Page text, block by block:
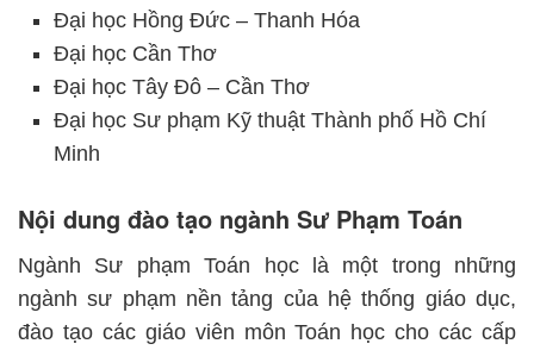
Đại học Hồng Đức – Thanh Hóa
Đại học Cần Thơ
Đại học Tây Đô – Cần Thơ
Đại học Sư phạm Kỹ thuật Thành phố Hồ Chí
Minh
Nội dung đào tạo ngành Sư Phạm Toán
Ngành Sư phạm Toán học là một trong những
ngành sư phạm nền tảng của hệ thống giáo dục,
đào tạo các giáo viên môn Toán học cho các cấp